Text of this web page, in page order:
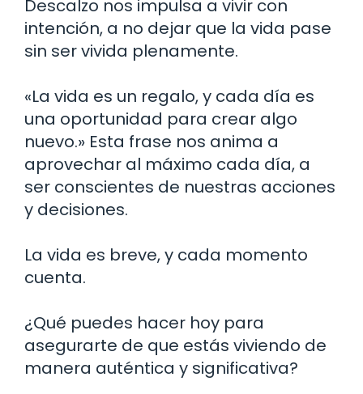
Descalzo nos impulsa a vivir con
intención, a no dejar que la vida pase
sin ser vivida plenamente.
«La vida es un regalo, y cada día es
una oportunidad para crear algo
nuevo.» Esta frase nos anima a
aprovechar al máximo cada día, a
ser conscientes de nuestras acciones
y decisiones.
La vida es breve, y cada momento
cuenta.
¿Qué puedes hacer hoy para
asegurarte de que estás viviendo de
manera auténtica y significativa?